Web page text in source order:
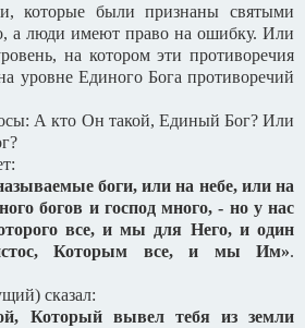
которые были признаны святыми
а люди имеют право на ошибку. Или
на котором эти противоречия
уровне Единого Бога противоречий
А кто Он такой, Единый Бог? Или
боги, или на небе, или на
богов и господ много, - но у нас
все, и мы для Него, и один
Которым все, и мы Им».
сказал:
Который вывел тебя из земли